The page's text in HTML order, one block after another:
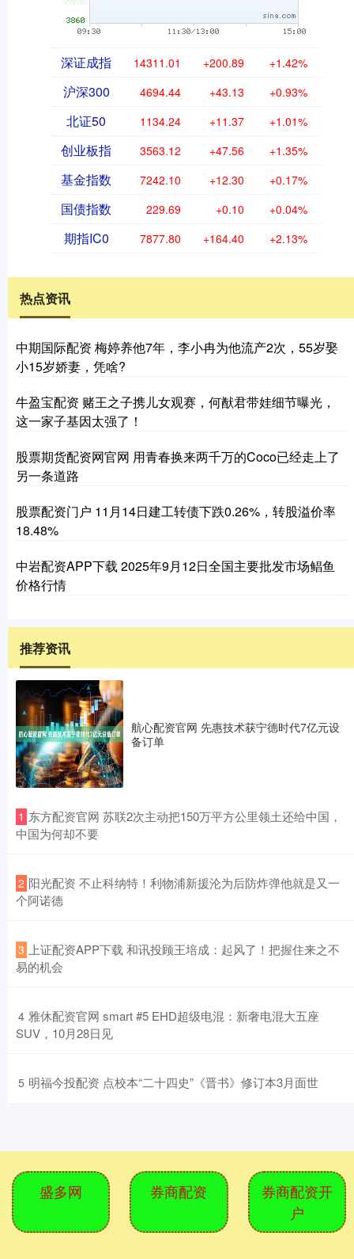
深证成指 14311.01 +200.89 +1.42%
沪深300 4694.44 +43.13 +0.93%
北证50 1134.24 +11.37 +1.01%
创业板指 3563.12 +47.56 +1.35%
基金指数 7242.10 +12.30 +0.17%
国债指数 229.69 +0.10 +0.04%
期指IC0 7877.80 +164.40 +2.13%
热点资讯
中期国际配资 梅婷养他7年，李小冉为他流产2次，55岁娶
小15岁娇妻，凭啥?
牛盈宝配资 赌王之子携儿女观赛，何猷君带娃细节曝光，
这一家子基因太强了！
股票期货配资网官网 用青春换来两千万的Coco已经走上了
另一条道路
股票配资门户 11月14日建工转债下跌0.26%，转股溢价率
18.48%
中岩配资APP下载 2025年9月12日全国主要批发市场鲳鱼
价格行情
推荐资讯
航心配资官网 先惠技术获宁德时代7亿元设
备订单
1 ​东方配资官网 苏联2次主动把150万平方公里领土还给中国，
中国为何却不要
2 ​阳光配资 不止科纳特！利物浦新援沦为后防炸弹他就是又一
个阿诺德
3 ​上证配资APP下载 和讯投顾王培成：起风了！把握住来之不
易的机会
4 ​雅休配资官网 smart #5 EHD超级电混：新奢电混大五座
SUV，10月28日见
5 ​明福今投配资 点校本“二十四史”《晋书》修订本3月面世
盛多网 券商配资
券商配资开
户